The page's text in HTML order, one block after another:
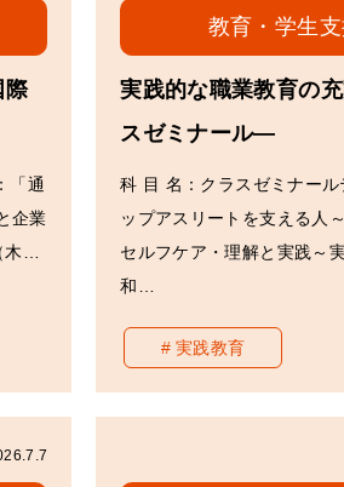
際
「通
企業
木…
教育・学生
実践的な職業教育の
スゼミナール―
科 目 名：クラスゼミナール
ップアスリートを支える人
セルフケア・理解と実践～
和…
実践教育